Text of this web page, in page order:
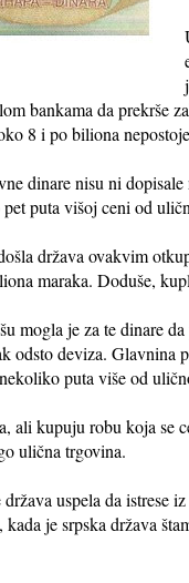
bankama da prekrše
8 i po biliona
dinare nisu ni
puta višoj ceni od
država ovakvim
maraka. Doduše,
mogla je za te dinare
odsto deviza. Glavnina
puta više od
ali kupuju robu koja se
ulična trgovina.
uspela da istrese
je srpska država